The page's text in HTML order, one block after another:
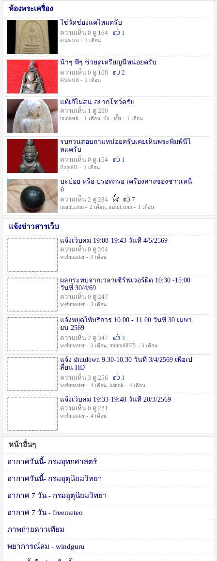
ห้องพระเครื่อง
ใช่วัดช่องแคไหมครับ
ความเห็น 0 ดู 164
1
คนพหล - 1 เดือน
น้าๆ พี่ๆ ช่วยดูเหรียญนี้หน่อยครับ
ความเห็น 0 ดู 160
2
คนพหล - 1 เดือน
แท้เก๊ไม่สน อยากโชว์ครับ
ความเห็น 1 ดู 200
hudaark - 1 เดือน, จัง...ดั๊ย - 1 เดือน
รบกวนสอบถามหน่อยครับเคยเห็นพระพิมพ์นี้ไ
หมครับ
ความเห็น 0 ดู 154
1
Popo01 - 1 เดือน
บะป่อย หรือ ปรอทกรอ เครื่องลางของชาวเหนื
อ
ความเห็น 2 ดู 284
7
manit.com - 2 เดือน, manit.com - 1 เดือน
แจ้งข่าวสารเว็บ
แจ้งเว็บล่ม 19:08-19:43 วันที่ 4/5/2569
ความเห็น 0 ดู 204
webmaster - 3 เดือน
ผลกระทบจากเวลาเซิร์ฟเวอร์ผิด 10:30 -15:00
วันที่ 30/4/69
ความเห็น 0 ดู 247
webmaster - 3 เดือน
แจ้งหยุดให้บริการ 10:00 - 11:00 วันที่ 30 เมษา
ยน 2569
ความเห็น 2 ดู 347
3
webmaster - 3 เดือน, momo8875 - 3 เดือน
แจ้ง shutdown 9.30-10.30 วันที่ 3/4/2569 เพื่อเป
ลี่ยน HD
ความเห็น 3 ดู 256
1
webmaster - 4 เดือน, kanok - 4 เดือน
แจ้งเว็บล่ม 19:33-19:48 วันที่ 20/3/2569
ความเห็น 0 ดู 221
webmaster - 4 เดือน
หน้าอื่นๆ
อากาศวันนี้- กรมอุทกศาสตร์
อากาศวันนี้- กรมอุตุนิยมวิทยา
อากาศ 7 วัน - กรมอุตุนิยมวิทยา
อากาศ 7 วัน - freemeteo
ภาพถ่ายดาวเทียม
พยาการณ์ลม - windguru